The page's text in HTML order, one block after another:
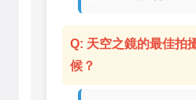
Q: 天空之鏡的最佳拍
候？